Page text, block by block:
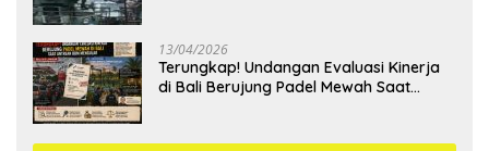
13/04/2026
Terungkap! Undangan Evaluasi Kinerja
di Bali Berujung Padel Mewah Saat